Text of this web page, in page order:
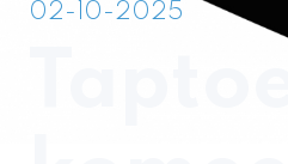
02-10-2025